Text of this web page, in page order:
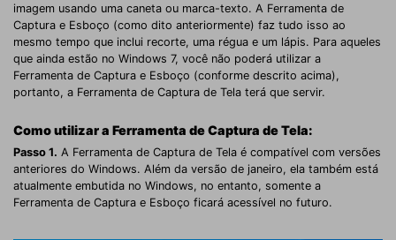
imagem usando uma caneta ou marca-texto. A Ferramenta de
Captura e Esboço (como dito anteriormente) faz tudo isso ao
mesmo tempo que inclui recorte, uma régua e um lápis. Para aqueles
que ainda estão no Windows 7, você não poderá utilizar a
Ferramenta de Captura e Esboço (conforme descrito acima),
portanto, a Ferramenta de Captura de Tela terá que servir.
Como utilizar a Ferramenta de Captura de Tela:
Passo 1. A Ferramenta de Captura de Tela é compatível com versões
anteriores do Windows. Além da versão de janeiro, ela também está
atualmente embutida no Windows, no entanto, somente a
Ferramenta de Captura e Esboço ficará acessível no futuro.